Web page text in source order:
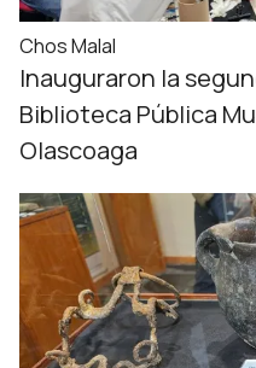
Chos Malal
Inauguraron la
Biblioteca Pública
Olascoaga